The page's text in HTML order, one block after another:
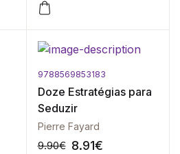
9788569853183
Doze Estratégias para
Seduzir
Pierre Fayard
9.90€ 8.91€